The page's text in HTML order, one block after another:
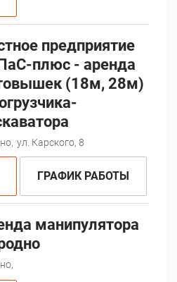
предприятие
плюс - аренда
(18м, 28м)
ул. Карского, 8
ГРАФИК РАБОТЫ
манипулятора